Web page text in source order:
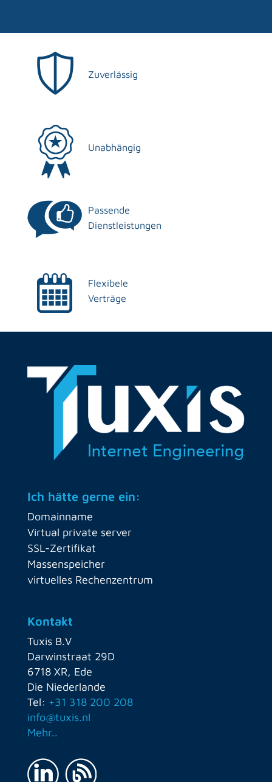
Zuverlässig
Unabhängig
Passende
Dienstleistungen
Flexibele
Verträge
Ich hätte gerne ein:
Domainname
Virtual private server
SSL-Zertifikat
Massenspeicher
virtuelles Rechenzentrum
Kontakt
Tuxis B.V
Darwinstraat 29D
6718 XR, Ede
Die Niederlande
Tel: +31 318 200 208
info@tuxis.nl
Mehr..